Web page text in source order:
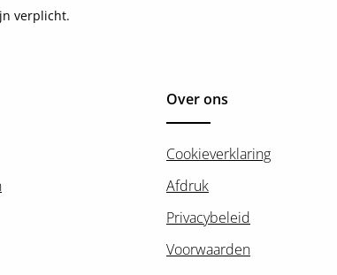
verplicht.
Over ons
Cookieverklaring
Afdruk
Privacybeleid
Voorwaarden